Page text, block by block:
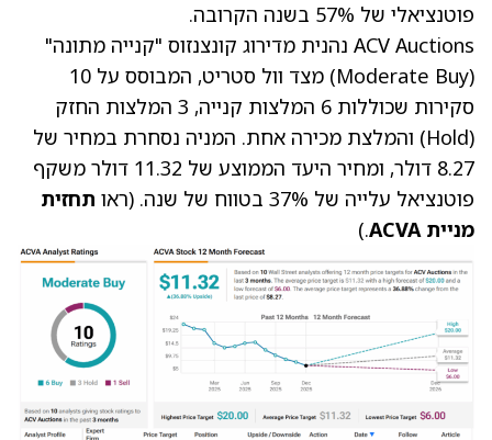
פוטנציאלי של 57% בשנה הקרובה.
ACV Auctions נהנית מדירוג קונצנזוס "קנייה מתונה"
(Moderate Buy) מצד וול סטריט, המבוסס על 10
סקירות שכוללות 6 המלצות קנייה, 3 המלצות החזק
(Hold) והמלצת מכירה אחת. המניה נסחרת במחיר של
8.27 דולר, ומחיר היעד הממוצע של 11.32 דולר משקף
פוטנציאל עלייה של 37% בטווח של שנה. (ראו
תחזית
מניית ACVA
.)